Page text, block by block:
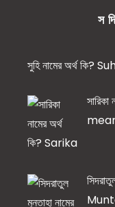
স
সুহি নামের অর্থ